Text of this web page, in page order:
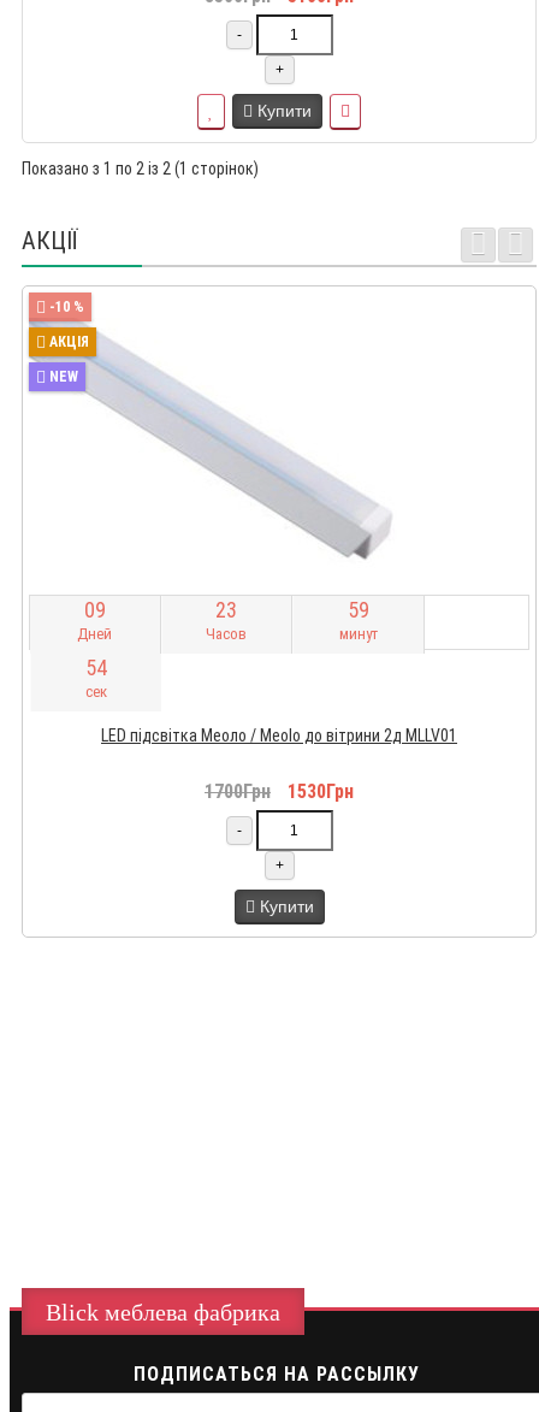
-
+
Купити
Показано з 1 по 2 із 2 (1 сторінок)
АКЦІЇ
-10 %
АКЦІЯ
NEW
09
Дней
23
Часов
59
минут
53
сек
LED підсвітка Меоло / Meolo до вітрини 2д MLLV01
1700Грн 1530Грн
-
+
Купити
Blick меблева фабрика
ПОДПИСАТЬСЯ НА РАССЫЛКУ